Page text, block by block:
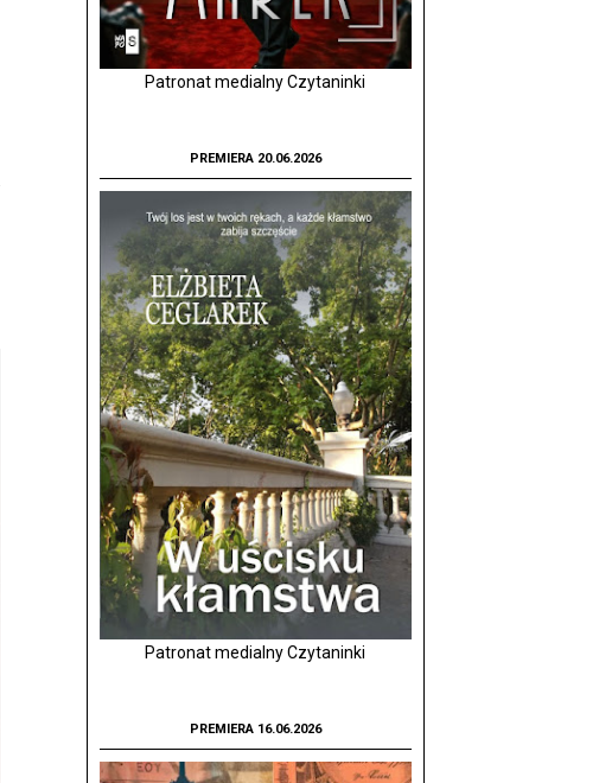
Patronat medialny Czytaninki
PREMIERA 20.06.2026
Patronat medialny Czytaninki
PREMIERA 16.06.2026